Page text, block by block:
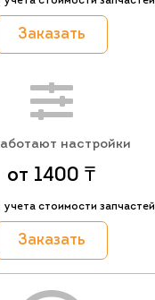
Заказать
настройки
от 1400 ₸
учета стоимости запчастей
Заказать